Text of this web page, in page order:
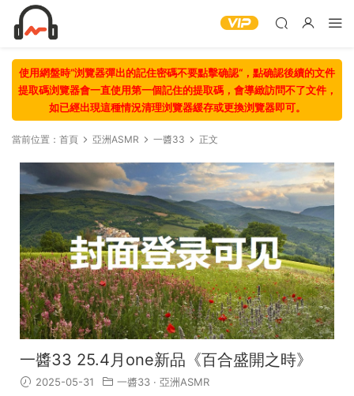
使用網盤時“浏覽器彈出的記住密碼不要點擊确認“，點确認後續的文件
提取碼浏覽器會一直使用第一個記住的提取碼，會導緻訪問不了文件，
如已經出現這種情況清理浏覽器緩存或更換浏覽器即可。
當前位置： 首頁 亞洲ASMR 一醬33 正文
一醬33 25.4月one新品《百合盛開之時》
2025-05-31 一醬33 · 亞洲ASMR